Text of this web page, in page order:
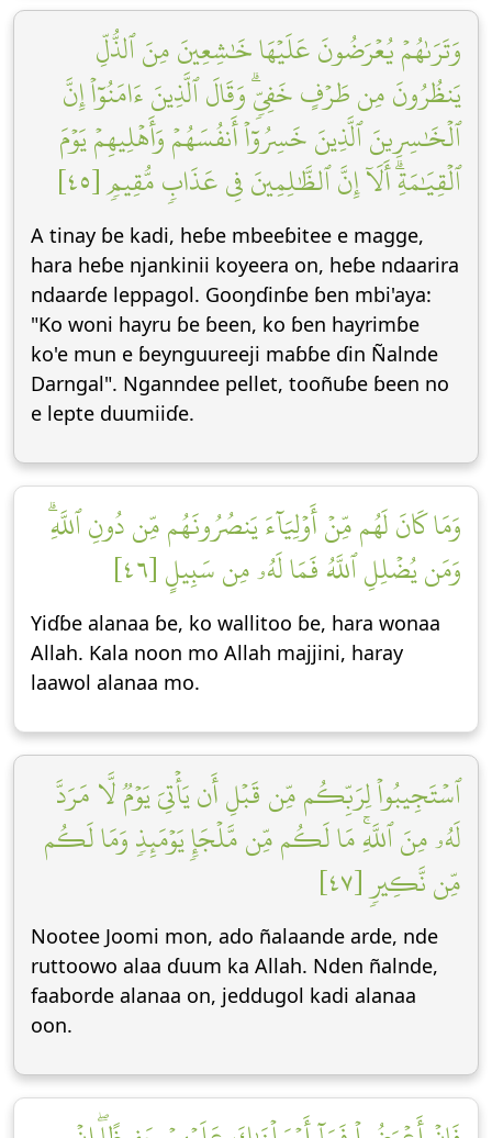
وَتَرَىٰهُمۡ يُعۡرَضُونَ عَلَيۡهَا خَٰشِعِينَ مِنَ ٱلذُّلِّ
يَنظُرُونَ مِن طَرۡفٍ خَفِيّٖۗ وَقَالَ ٱلَّذِينَ ءَامَنُوٓاْ إِنَّ
ٱلۡخَٰسِرِينَ ٱلَّذِينَ خَسِرُوٓاْ أَنفُسَهُمۡ وَأَهۡلِيهِمۡ يَوۡمَ
ٱلۡقِيَٰمَةِۗ أَلَآ إِنَّ ٱلظَّٰلِمِينَ فِي عَذَابٖ مُّقِيمٖ [٤٥]
A tinay ɓe kadi, heɓe mbeeɓitee e magge,
hara heɓe njankinii koyeera on, heɓe ndaarira
ndaarɗe leppagol. Gooŋɗinɓe ɓen mbi'aya:
"Ko woni hayru ɓe ɓeen, ko ɓen hayrimɓe
ko'e mun e ɓeynguureeji maɓɓe ɗin Ñalnde
Darngal". Nganndee pellet, tooñuɓe ɓeen no
e lepte duumiiɗe.
وَمَا كَانَ لَهُم مِّنۡ أَوۡلِيَآءَ يَنصُرُونَهُم مِّن دُونِ ٱللَّهِۗ
وَمَن يُضۡلِلِ ٱللَّهُ فَمَا لَهُۥ مِن سَبِيلٍ [٤٦]
Yiɗɓe alanaa ɓe, ko wallitoo ɓe, hara wonaa
Allah. Kala noon mo Allah majjini, haray
laawol alanaa mo.
ٱسۡتَجِيبُواْ لِرَبِّكُم مِّن قَبۡلِ أَن يَأۡتِيَ يَوۡمٞ لَّا مَرَدَّ
لَهُۥ مِنَ ٱللَّهِۚ مَا لَكُم مِّن مَّلۡجَإٖ يَوۡمَئِذٖ وَمَا لَكُم
مِّن نَّكِيرٖ [٤٧]
Nootee Joomi mon, ado ñalaande arde, nde
ruttoowo alaa ɗuum ka Allah. Nden ñalnde,
faaborde alanaa on, jeddugol kadi alanaa
oon.